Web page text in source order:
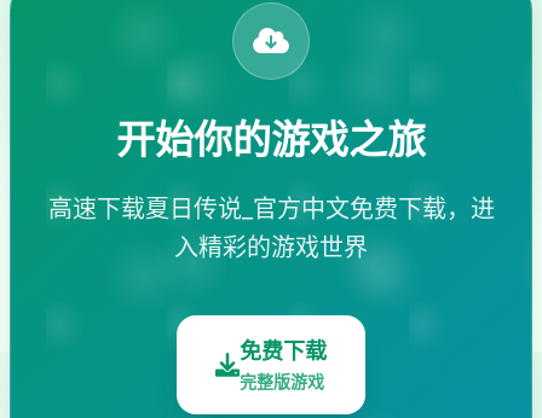
开始你的游戏之旅
高速下载夏日传说_官方中文免费下载，进
入精彩的游戏世界
免费下载
完整版游戏